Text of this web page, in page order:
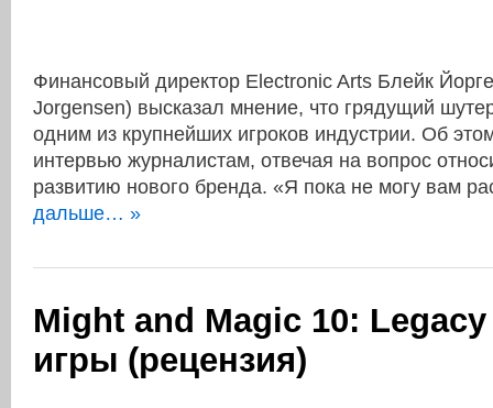
Финансовый директор Electronic Arts Блейк
Jorgensen) высказал мнение, что грядущий
одним из крупнейших игроков индустрии. Об
интервью журналистам, отвечая на вопрос
развитию нового бренда. «Я пока не могу вам
дальше… »
Might and Magic 10:
игры (рецензия)